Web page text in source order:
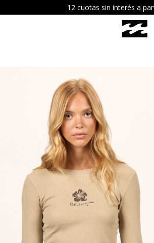
¡Recibí hoy tu pedido comprando antes de las